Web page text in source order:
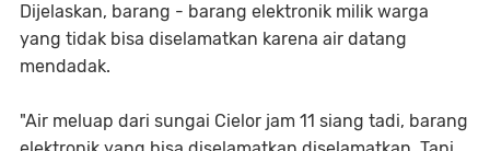
Dijelaskan, barang - barang elektronik milik warga
yang tidak bisa diselamatkan karena air datang
mendadak.
"Air meluap dari sungai Cielor jam 11 siang tadi, barang